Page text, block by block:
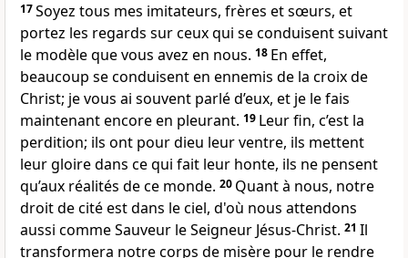
17Soyez tous mes imitateurs, frères et sœurs, et
portez les regards sur ceux qui se conduisent suivant
le modèle que vous avez en nous. 18 En effet,
beaucoup se conduisent en ennemis de la croix de
Christ; je vous ai souvent parlé d’eux, et je le fais
maintenant encore en pleurant. 19 Leur fin, c’est la
perdition; ils ont pour dieu leur ventre, ils mettent
leur gloire dans ce qui fait leur honte, ils ne pensent
qu’aux réalités de ce monde. 20 Quant à nous, notre
droit de cité est dans le ciel, d'où nous attendons
aussi comme Sauveur le Seigneur Jésus-Christ. 21 Il
transformera notre corps de misère pour le rendre